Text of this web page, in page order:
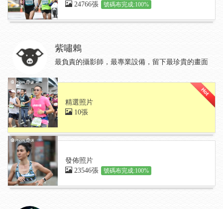
24766張
號碼布完成:100%
紫嘯鶇
最負責的攝影師，最專業設備，留下最珍貴的畫面
精選照片
10張
發佈照片
23546張
號碼布完成:100%